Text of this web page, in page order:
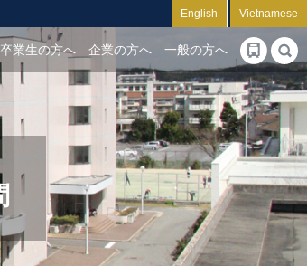
English Vietnamese
卒業生の方へ 企業の方へ 一般の方へ